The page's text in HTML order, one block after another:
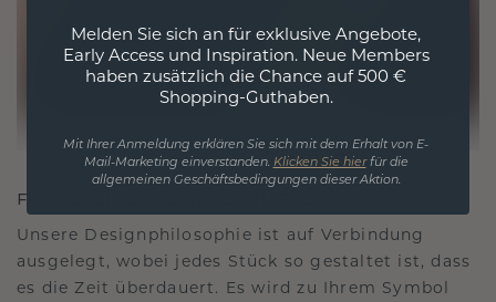
FÜR VERBINDUNGEN GESCHAFFEN
Unsere Designphilosophie ist auf Verbindung
ausgelegt, wobei jedes Stück so gestaltet ist, dass
es die Zeit überdauert. Es wird zu Ihrem Symbol
Melden Sie sich an für exklusive Angebote,
Early Access und Inspiration. Neue Members
haben zusätzlich die Chance auf 500 €
Shopping-Guthaben.
Mit Ihrer Anmeldung erklären Sie sich mit dem Erhalt von E-
Mail-Marketing einverstanden. Klicken Sie hierfür die
allgemeinen Geschäftsbedingungen dieser Aktion.